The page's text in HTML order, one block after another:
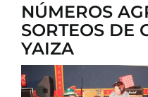
NÚMEROS
SORTEOS DE
YAIZA